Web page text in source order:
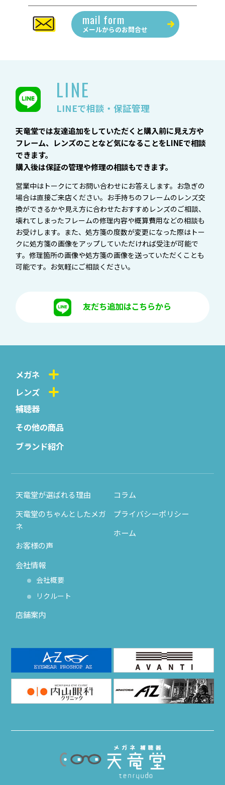
mail form
メールからのお問合せ
LINE
LINEで相談・保証管理
天竜堂では友達追加をしていただくと購入前に見え方や
フレーム、レンズのことなど気になることをLINEで相談
できます。
購入後は保証の管理や修理の相談もできます。
営業中はトークにてお問い合わせにお答えします。お急ぎの
場合は直接ご来店ください。お手持ちのフレームのレンズ交
換ができるかや見え方に合わせたおすすめレンズのご相談、
壊れてしまったフレームの修理内容や概算費用などの相談も
お受けします。また、処方箋の度数が変更になった際はトー
クに処方箋の画像をアップしていただければ受注が可能で
す。修理箇所の画像や処方箋の画像を送っていただくことも
可能です。お気軽にご相談ください。
友だち追加はこちらから
メガネ
レンズ
補聴器
その他の商品
ブランド紹介
天竜堂が選ばれる理由
天竜堂のちゃんとしたメガ
ネ
お客様の声
会社情報
会社概要
リクルート
店舗案内
コラム
プライバシーポリシー
ホーム